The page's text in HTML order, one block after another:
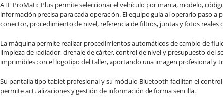
ATF ProMatic Plus permite seleccionar el vehículo por marca, modelo,
información precisa para cada operación. El equipo guía al operario paso
conector, procedimiento de nivel, referencia de filtros, juntas y fotos reales
La máquina permite realizar procedimientos automáticos de cambio de
limpieza de radiador, drenaje de cárter, control de nivel y presupuesto del
imprimibles con el logotipo del taller, aportando una imagen profesional y
Su pantalla tipo tablet profesional y su módulo Bluetooth facilitan el
permite actualizaciones y gestión de información de forma sencilla.